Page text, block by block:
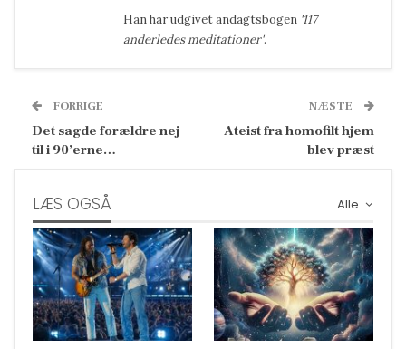
Han har udgivet andagtsbogen '117
anderledes meditationer'.
FORRIGE
Det sagde forældre nej
til i 90’erne…
NÆSTE
Ateist fra homofilt hjem
blev præst
Alle
LÆS OGSÅ